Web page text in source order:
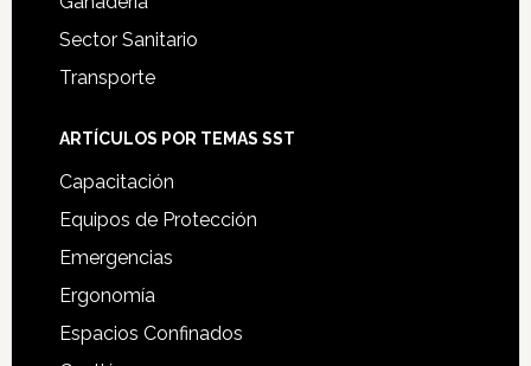
Sector Sanitario
Transporte
ARTÍCULOS POR TEMAS SST
Capacitación
Equipos de Protección
Emergencias
Ergonomía
Espacios Confinados